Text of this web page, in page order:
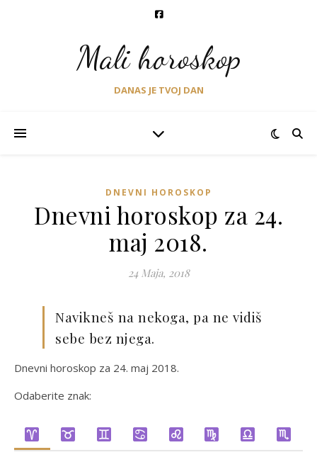
Mali horoskop
DANAS JE TVOJ DAN
DNEVNI HOROSKOP
Dnevni horoskop za 24.
maj 2018.
24 Maja, 2018
Navikneš na nekoga, pa ne vidiš
sebe bez njega.
Dnevni horoskop za 24. maj 2018.
Odaberite znak: